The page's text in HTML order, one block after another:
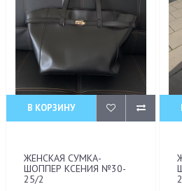
В КОРЗИНУ
ЖЕНСКАЯ СУМКА-
ШОППЕР КСЕНИЯ №30-
25/2